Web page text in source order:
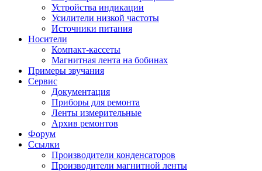
Устройства индикации
Усилители низкой частоты
Источники питания
Носители
Компакт-кассеты
Магнитная лента на бобинах
Примеры звучания
Сервис
Документация
Приборы для ремонта
Ленты измерительные
Архив ремонтов
Форум
Ссылки
Производители конденсаторов
Производители магнитной ленты